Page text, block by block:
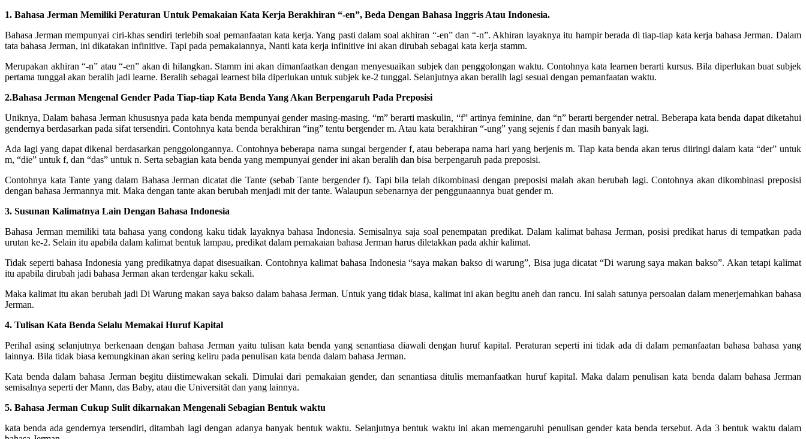
1. Bahasa Jerman Memiliki Peraturan Untuk Pemakaian Kata Kerja Berakhiran “-en”, Beda Dengan Bahasa Inggris Atau Indonesia.
Bahasa Jerman mempunyai ciri-khas sendiri terlebih soal pemanfaatan kata kerja. Yang pasti dalam soal akhiran “-en” dan “-n”. Akhiran layaknya itu hampir berada di tiap-tiap kata kerja bahasa Jerman. Dalam
tata bahasa Jerman, ini dikatakan infinitive. Tapi pada pemakaiannya, Nanti kata kerja infinitive ini akan dirubah sebagai kata kerja stamm.
Merupakan akhiran “-n” atau “-en” akan di hilangkan. Stamm ini akan dimanfaatkan dengan menyesuaikan subjek dan penggolongan waktu. Contohnya kata learnen berarti kursus. Bila diperlukan buat subjek
pertama tunggal akan beralih jadi learne. Beralih sebagai learnest bila diperlukan untuk subjek ke-2 tunggal. Selanjutnya akan beralih lagi sesuai dengan pemanfaatan waktu.
2.Bahasa Jerman Mengenal Gender Pada Tiap-tiap Kata Benda Yang Akan Berpengaruh Pada Preposisi
Uniknya, Dalam bahasa Jerman khususnya pada kata benda mempunyai gender masing-masing. “m” berarti maskulin, “f” artinya feminine, dan “n” berarti bergender netral. Beberapa kata benda dapat diketahui
gendernya berdasarkan pada sifat tersendiri. Contohnya kata benda berakhiran “ing” tentu bergender m. Atau kata berakhiran “-ung” yang sejenis f dan masih banyak lagi.
Ada lagi yang dapat dikenal berdasarkan penggolongannya. Contohnya beberapa nama sungai bergender f, atau beberapa nama hari yang berjenis m. Tiap kata benda akan terus diiringi dalam kata “der” untuk
m, “die” untuk f, dan “das” untuk n. Serta sebagian kata benda yang mempunyai gender ini akan beralih dan bisa berpengaruh pada preposisi.
Contohnya kata Tante yang dalam Bahasa Jerman dicatat die Tante (sebab Tante bergender f). Tapi bila telah dikombinasi dengan preposisi malah akan berubah lagi. Contohnya akan dikombinasi preposisi
dengan bahasa Jermannya mit. Maka dengan tante akan berubah menjadi mit der tante. Walaupun sebenarnya der penggunaannya buat gender m.
3. Susunan Kalimatnya Lain Dengan Bahasa Indonesia
Bahasa Jerman memiliki tata bahasa yang condong kaku tidak layaknya bahasa Indonesia. Semisalnya saja soal penempatan predikat. Dalam kalimat bahasa Jerman, posisi predikat harus di tempatkan pada
urutan ke-2. Selain itu apabila dalam kalimat bentuk lampau, predikat dalam pemakaian bahasa Jerman harus diletakkan pada akhir kalimat.
Tidak seperti bahasa Indonesia yang predikatnya dapat disesuaikan. Contohnya kalimat bahasa Indonesia “saya makan bakso di warung”, Bisa juga dicatat “Di warung saya makan bakso”. Akan tetapi kalimat
itu apabila dirubah jadi bahasa Jerman akan terdengar kaku sekali.
Maka kalimat itu akan berubah jadi Di Warung makan saya bakso dalam bahasa Jerman. Untuk yang tidak biasa, kalimat ini akan begitu aneh dan rancu. Ini salah satunya persoalan dalam menerjemahkan bahasa
Jerman.
4. Tulisan Kata Benda Selalu Memakai Huruf Kapital
Perihal asing selanjutnya berkenaan dengan bahasa Jerman yaitu tulisan kata benda yang senantiasa diawali dengan huruf kapital. Peraturan seperti ini tidak ada di dalam pemanfaatan bahasa bahasa yang
lainnya. Bila tidak biasa kemungkinan akan sering keliru pada penulisan kata benda dalam bahasa Jerman.
Kata benda dalam bahasa Jerman begitu diistimewakan sekali. Dimulai dari pemakaian gender, dan senantiasa ditulis memanfaatkan huruf kapital. Maka dalam penulisan kata benda dalam bahasa Jerman
semisalnya seperti der Mann, das Baby, atau die Universität dan yang lainnya.
5. Bahasa Jerman Cukup Sulit dikarnakan Mengenali Sebagian Bentuk waktu
kata benda ada gendernya tersendiri, ditambah lagi dengan adanya banyak bentuk waktu. Selanjutnya bentuk waktu ini akan memengaruhi penulisan gender kata benda tersebut. Ada 3 bentuk waktu dalam